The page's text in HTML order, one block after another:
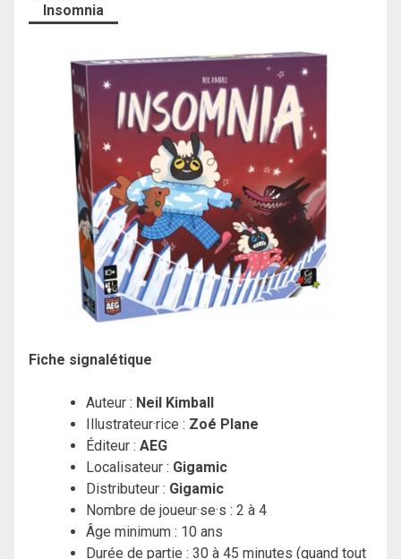
Insomnia
Fiche signalétique
Auteur : Neil Kimball
Illustrateur·rice : Zoé Plane
Éditeur : AEG
Localisateur : Gigamic
Distributeur : Gigamic
Nombre de joueur·se·s : 2 à 4
Âge minimum : 10 ans
Durée de partie : 30 à 45 minutes (quand tout